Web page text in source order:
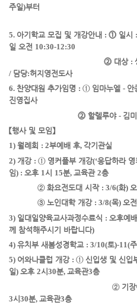
주일)부터
5. 아기학교 모집 및 개강안내 : ⓵ 일시
일 오전 10:30-12:30
⓶ 대상 :
/ 담당:허지영전도사
6. 찬양대원 추가임명 : ① 임마누엘 - 안
진영집사
⓶ 할렐루야 - 김
【행사 및 모임】
1) 월례회 : 2부예배 후, 각기관실
2) 개강 : ① 영커플부 개강(‘응답하라 영
임) : 오후 1 시 15분, 교육관 2층
② 화요전도대 시작 : 3/6(화)
③ 노인대학 개강 : 3/8(목) 오전
3) 일대일양육교사과정수료식 : 오후예
께 참석해주시기 바랍니다)
4) 유치부 새봄성경학교 : 3/10(토)-11(
5) 어와나클럽 개강 : ① 신입생 및 신입
일) 오후 2시 30분, 교육관3층
② 기장
3시30분, 교육관3층